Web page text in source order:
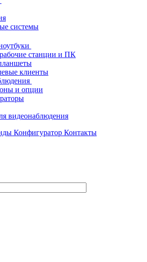
системы
станции и ПК
клиенты
и опции
видеонаблюдения
Конфигуратор Контакты